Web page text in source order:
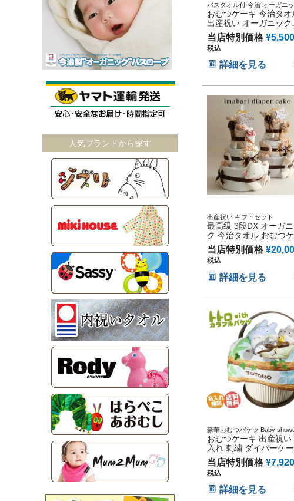
人気ブランドから探す
バスタオル付 今治 オーガニッ
妊娠祝い 御出産祝い 出産記念
ムツケーキ ベビーシャワー 妊
祝い 御出産祝い 出産記念 オ
ケーキ
おむつケーキ 今治タオ
出産祝い オーガニック
ットン 日本製 名前入り
段 バスタオル オムツケ
キ 男の子 女の子 乳幼児
ベビー ダイパーケーキ
ちゃん
当店特別価格 ¥5,500
税込
詳細を見る
出産祝い ギフトセット
最高級 3段DX オーガニ
ク 今治タオル おむつ
キ 思い出 赤ちゃん 子
出産 マタニティ マタニ
ィフォト パパ ママ ベイ
ー お父さん お母さん
スマス ハロウィン バ
の日 ギフトセット 人
午の節句
当店特別価格 ¥
税込
詳細を見る
豪華おむつバケツ Baby
イパーケーキ オムツタワー
無料 送料込み
おむつケーキ 出産祝い
入れ 刺繍 ダイパーケー
となりのトトロ オムニ
ッティ オムツケーキ 今
タオル ジブリ グッズ オ
ツバケツ ギフト ベビ
ャワー ダイパーケーキ
当店特別価格 ¥7,920
税込
詳細を見る